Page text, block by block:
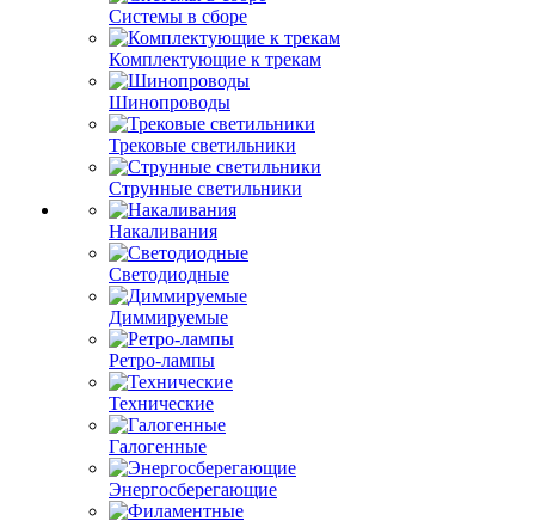
Системы в сборе
Комплектующие к трекам
Шинопроводы
Трековые светильники
Струнные светильники
Накаливания
Светодиодные
Диммируемые
Ретро-лампы
Технические
Галогенные
Энергосберегающие